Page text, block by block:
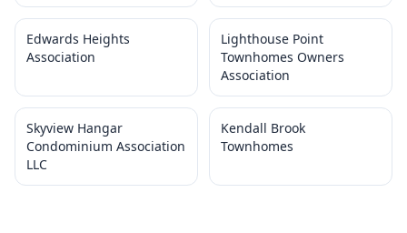
Edwards Heights
Association
Lighthouse Point
Townhomes Owners
Association
Skyview Hangar
Condominium Association
LLC
Kendall Brook
Townhomes